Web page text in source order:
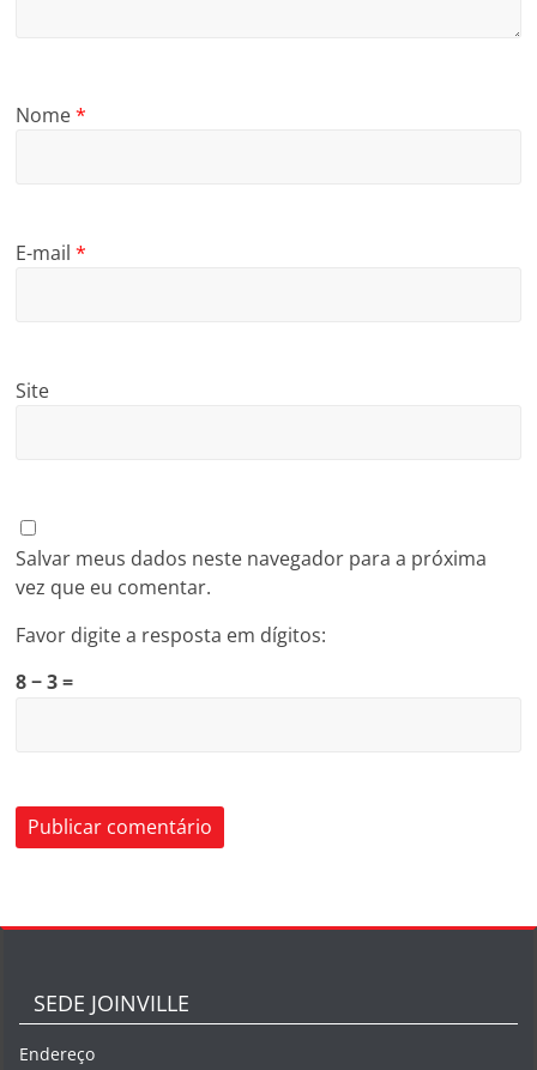
Nome*
E-mail*
Site
Salvar meus dados neste navegador para a próxima
vez que eu comentar.
Favor digite a resposta em dígitos:
8 − 3 =
SEDE JOINVILLE
Endereço